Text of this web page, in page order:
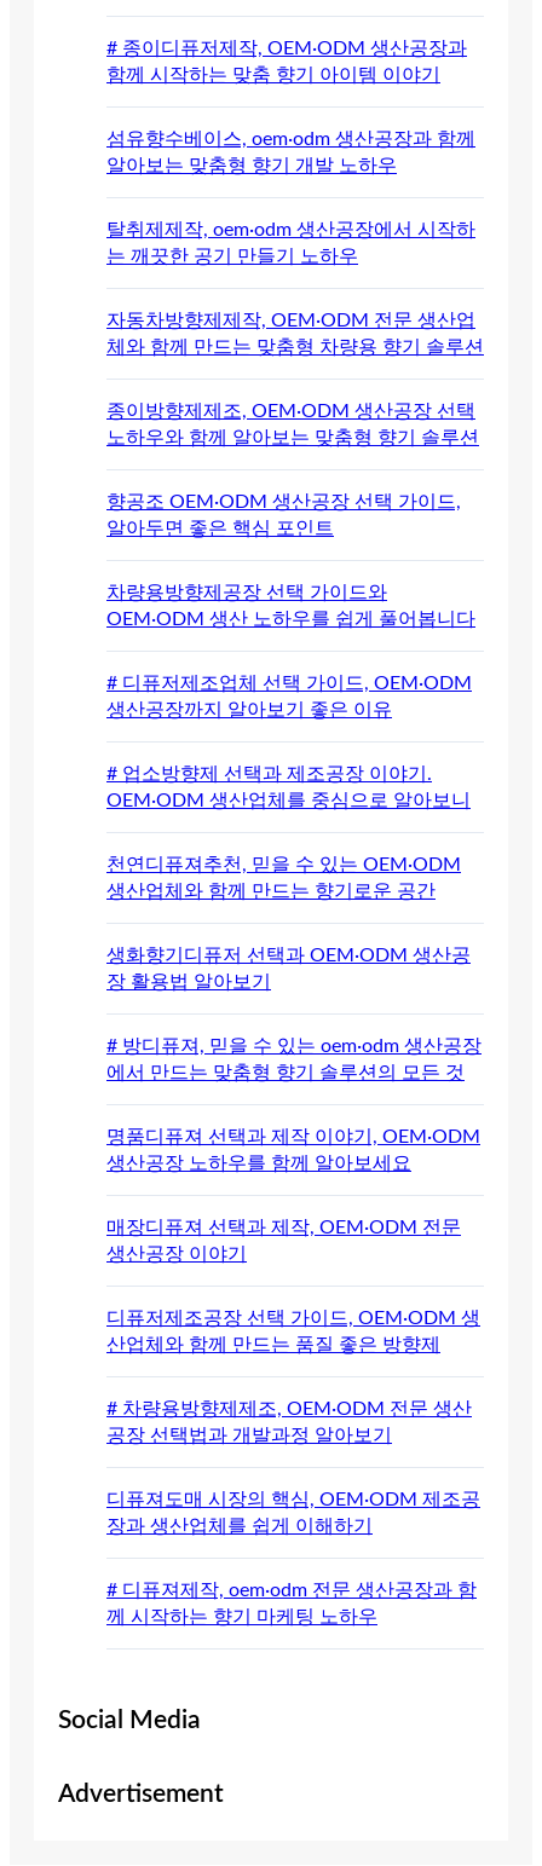
# 종이디퓨저제작, OEM·ODM 생산공장과
함께 시작하는 맞춤 향기 아이템 이야기
섬유향수베이스, oem·odm 생산공장과 함께
알아보는 맞춤형 향기 개발 노하우
탈취제제작, oem·odm 생산공장에서 시작하
는 깨끗한 공기 만들기 노하우
자동차방향제제작, OEM·ODM 전문 생산업
체와 함께 만드는 맞춤형 차량용 향기 솔루션
종이방향제제조, OEM·ODM 생산공장 선택
노하우와 함께 알아보는 맞춤형 향기 솔루션
향공조 OEM·ODM 생산공장 선택 가이드,
알아두면 좋은 핵심 포인트
차량용방향제공장 선택 가이드와
OEM·ODM 생산 노하우를 쉽게 풀어봅니다
# 디퓨저제조업체 선택 가이드, OEM·ODM
생산공장까지 알아보기 좋은 이유
# 업소방향제 선택과 제조공장 이야기.
OEM·ODM 생산업체를 중심으로 알아보니
천연디퓨져추천, 믿을 수 있는 OEM·ODM
생산업체와 함께 만드는 향기로운 공간
생화향기디퓨저 선택과 OEM·ODM 생산공
장 활용법 알아보기
# 방디퓨져, 믿을 수 있는 oem·odm 생산공장
에서 만드는 맞춤형 향기 솔루션의 모든 것
명품디퓨져 선택과 제작 이야기, OEM·ODM
생산공장 노하우를 함께 알아보세요
매장디퓨져 선택과 제작, OEM·ODM 전문
생산공장 이야기
디퓨저제조공장 선택 가이드, OEM·ODM 생
산업체와 함께 만드는 품질 좋은 방향제
# 차량용방향제제조, OEM·ODM 전문 생산
공장 선택법과 개발과정 알아보기
디퓨져도매 시장의 핵심, OEM·ODM 제조공
장과 생산업체를 쉽게 이해하기
# 디퓨져제작, oem·odm 전문 생산공장과 함
께 시작하는 향기 마케팅 노하우
Social Media
Advertisement